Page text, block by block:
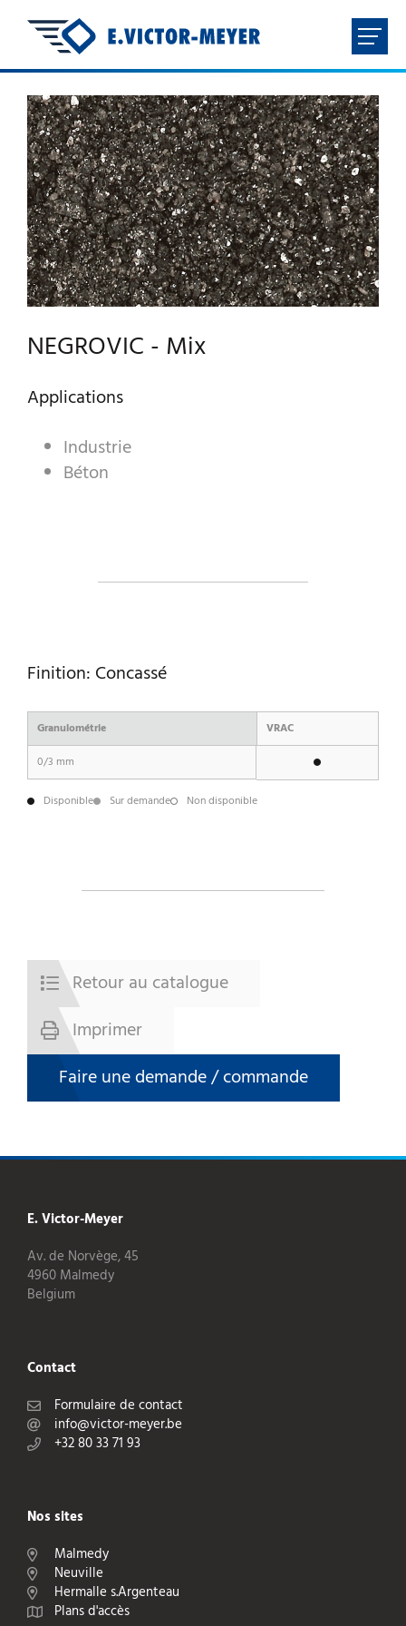
ACCUEIL
ENTREPRISE
PRODUITS
TÉLÉCHARGEMENTS
PRODUITS INDUSTRIELS
FR NL EN DE
NEGROVIC - Mix
Applications
Industrie
Béton
Finition: Concassé
Granulométrie
VRAC
0/3 mm
Disponible Sur demande Non disponible
Retour au catalogue
Imprimer
Faire une demande / commande
E. Victor-Meyer
Av. de Norvège, 45
4960 Malmedy
Belgium
Contact
Formulaire de contact
info@victor-meyer.be
+32 80 33 71 93
Nos sites
Malmedy
Neuville
Hermalle s.Argenteau
Plans d'accès